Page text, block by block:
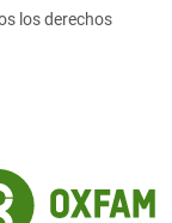
los derechos